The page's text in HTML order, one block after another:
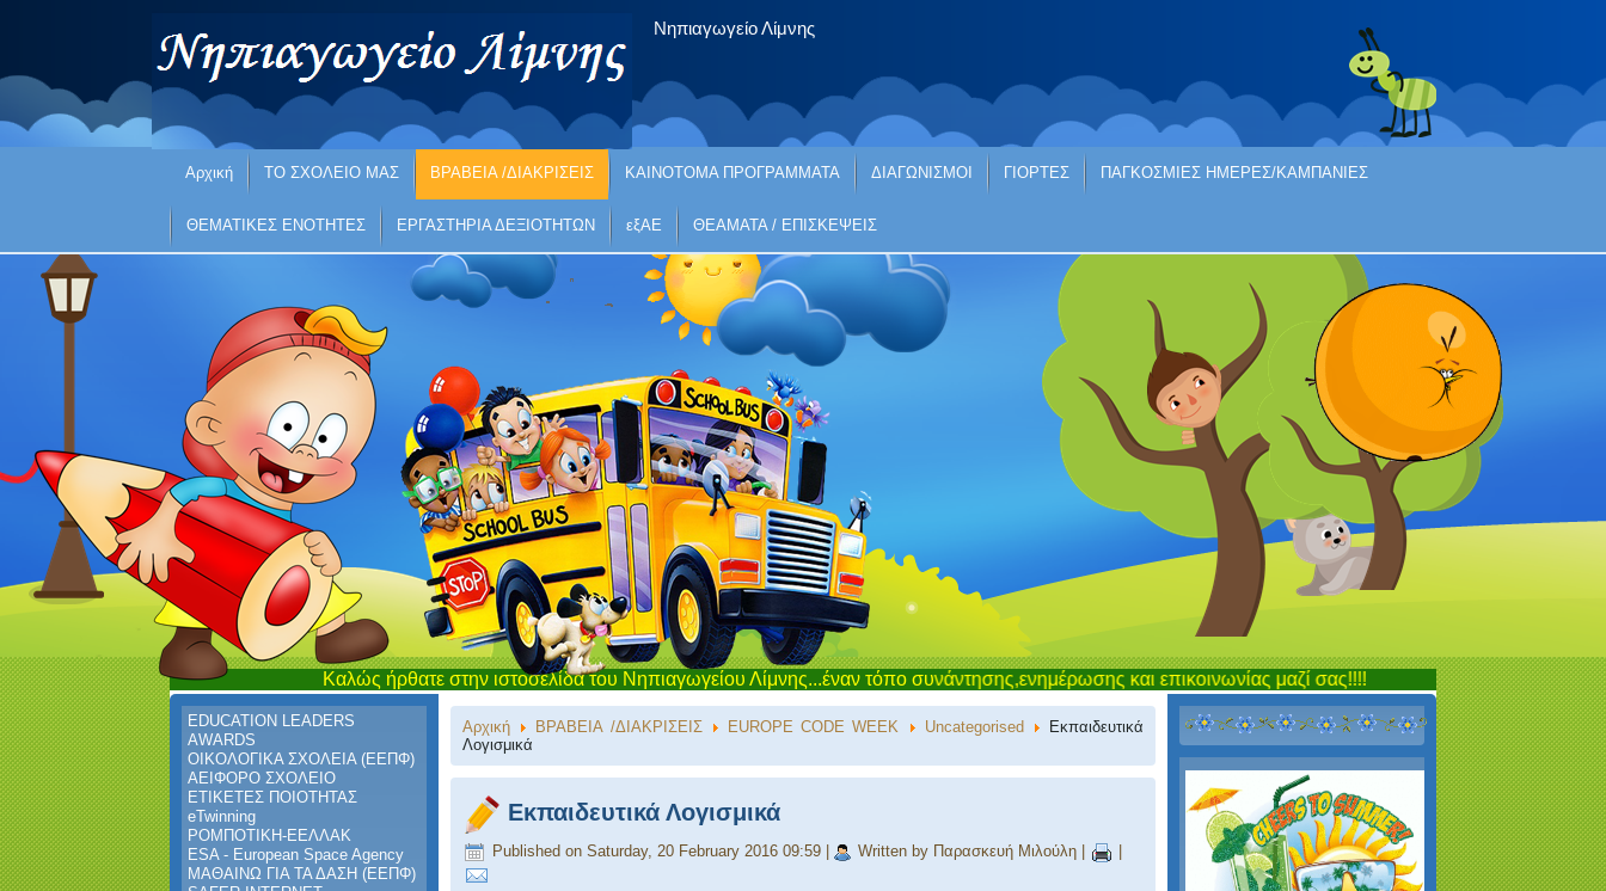
Νηπιαγωγείο Λίμνης
Αρχική ΤΟ ΣΧΟΛΕΙΟ ΜΑΣ ΒΡΑΒΕΙΑ /ΔΙΑΚΡΙΣΕΙΣ ΚΑΙΝΟΤΟΜΑ ΠΡΟΓΡΑΜΜΑΤΑ ΔΙΑΓΩΝΙΣΜΟΙ ΓΙΟΡΤΕΣ ΠΑΓΚΟΣΜΙΕΣ ΗΜΕΡΕΣ/ΚΑΜΠΑΝΙΕΣ
ΘΕΜΑΤΙΚΕΣ ΕΝΟΤΗΤΕΣ ΕΡΓΑΣΤΗΡΙΑ ΔΕΞΙΟΤΗΤΩΝ εξΑΕ ΘΕΑΜΑΤΑ / ΕΠΙΣΚΕΨΕΙΣ
Καλώς ήρθατε στην ιστοσελίδα του Νηπιαγωγείου Λίμνης...έναν τόπο συνάντησης,ενημέρωσης και επικοινωνίας μαζί σας!!!!
EDUCATION LEADERS
AWARDS
ΟΙΚΟΛΟΓΙΚΑ ΣΧΟΛΕΙΑ (ΕΕΠΦ)
ΑΕΙΦΟΡΟ ΣΧΟΛΕΙΟ
ΕΤΙΚΕΤΕΣ ΠΟΙΟΤΗΤΑΣ
eTwinning
ΡΟΜΠΟΤΙΚΗ-ΕΕΛΛΑΚ
ESA - European Space Agency
ΜΑΘΑΙΝΩ ΓΙΑ ΤΑ ΔΑΣΗ (ΕΕΠΦ)
Αρχική ΒΡΑΒΕΙΑ /ΔΙΑΚΡΙΣΕΙΣ EUROPE CODE WEEK Uncategorised
Εκπαιδευτικά
Λογισμικά
Εκπαιδευτικά Λογισμικά
Published on Saturday, 20 February 2016 09:59 Written by Παρασκευή Μιλούλη